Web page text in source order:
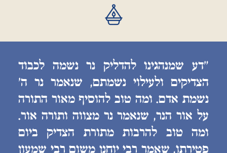
״דע שמנהגינו להדליק נר נשמה לכבוד
הצדיקים ולעילוי נשמתם, שנאמר נר ה׳
נשמת אדם. ומה טוב להוסיף מאור התורה
על אור הנר, שנאמר נר מצווה ותורה אור.
ומה טוב להרבות מתורת הצדיק ביום
פטירתו, שאמר רבי יוחנן משום רבי שמעון